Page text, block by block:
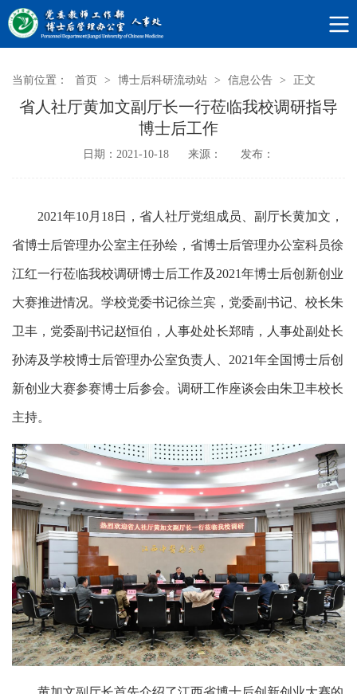
当前位置： 首页 > 博士后科研流动站 > 信息公告 > 正文
省人社厅黄加文副厅长一行莅临我校调研指导
博士后工作
日期：2021-10-18 来源： 发布：
2021年10月18日，省人社厅党组成员、副厅长黄加文，
省博士后管理办公室主任孙绘，省博士后管理办公室科员徐
江红一行莅临我校调研博士后工作及2021年博士后创新创业
大赛推进情况。学校党委书记徐兰宾，党委副书记、校长朱
卫丰，党委副书记赵恒伯，人事处处长郑晴，人事处副处长
孙涛及学校博士后管理办公室负责人、2021年全国博士后创
新创业大赛参赛博士后参会。调研工作座谈会由朱卫丰校长
主持。